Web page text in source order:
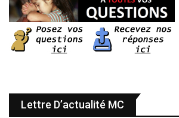
Lettre D’actualité MC